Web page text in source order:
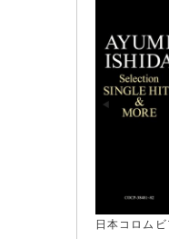
日本コロムビ